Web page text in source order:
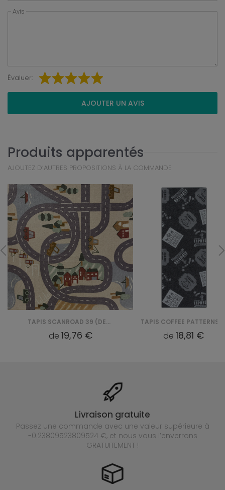
Avis
Évaluer:
AJOUTER UN AVIS
Produits apparentés
AJOUTEZ D’AUTRES PROPOSITIONS À LA COMMANDE
TAPIS SCANROAD 39 (DESERT)
de 19,76 € de 18,81 €
Livraison gratuite
Passez une commande avec une valeur supérieure à
-0.23809523809524 €, et nous vous l’enverrons
GRATUITEMENT !